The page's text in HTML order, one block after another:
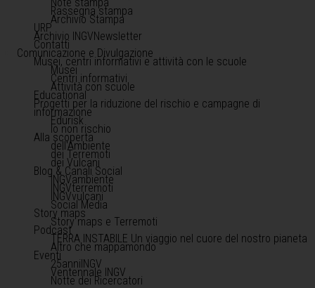
Rassegna stampa
Archivio Stampa
URP
Archivio INGVNewsletter
Contatti
Comunicazione e Divulgazione
Musei, centri informativi e attività con le scuole
Musei
Centri informativi
Attività con scuole
Educational
Progetti per la riduzione del rischio e campagne di
informazione
Edurisk
Io non rischio
Alla scoperta
dell'Ambiente
dei Terremoti
dei Vulcani
Blog & Canali Social
INGVambiente
INGVterremoti
INGVvulcani
Social Media
Story maps
Story maps e Terremoti
Podcast
TERRA INSTABILE Un viaggio nel cuore del nostro pianeta
Altro che mappamondo
Eventi
25anniINGV
Ventennale INGV
Notte dei Ricercatori